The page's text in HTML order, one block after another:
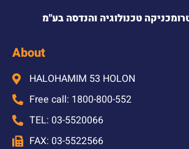
טכנולוגיה והנדסה בע"מ
About
HALOHAMIM 53 HOLON
Free call: 1800-800-552
TEL: 03-5520066
FAX: 03-5522566